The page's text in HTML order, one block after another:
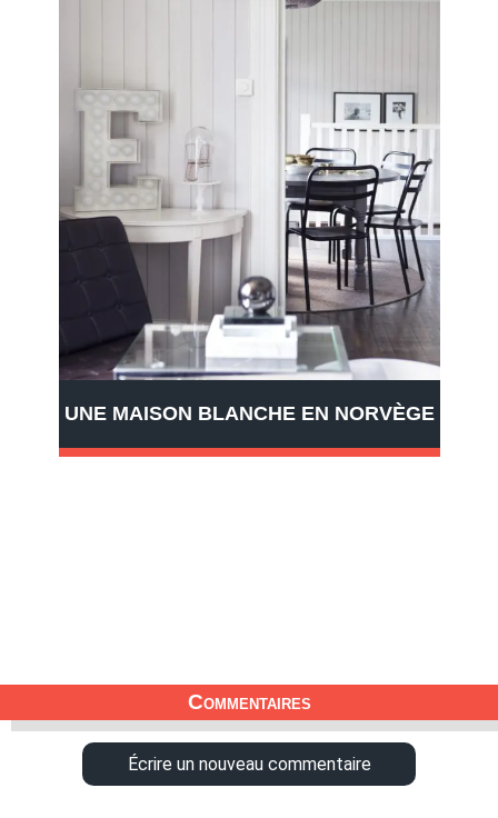
UNE MAISON BLANCHE EN NORVÈGE
Commentaires
Écrire un nouveau commentaire